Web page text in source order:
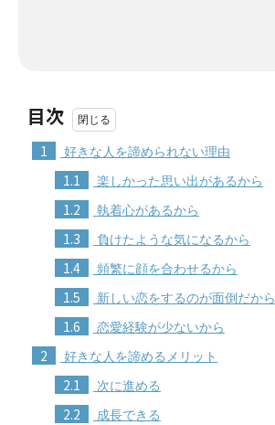
目次
1 好きな人を諦められない理由
1.1 楽しかった思い出があるから
1.2 執着心があるから
1.3 負けたような気になるから
1.4 頻繁に顔を合わせるから
1.5 新しい恋をするのが面倒だから
1.6 恋愛経験が少ないから
2 好きな人を諦めるメリット
2.1 次に進める
2.2 成長できる